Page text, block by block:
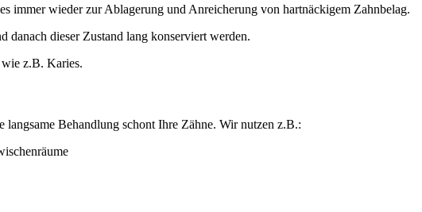
immer wieder zur Ablagerung und Anreicherung von hartnäckigem Zahnbelag.
danach dieser Zustand lang konserviert werden.
wie z.B. Karies.
langsame Behandlung schont Ihre Zähne. Wir nutzen z.B.: